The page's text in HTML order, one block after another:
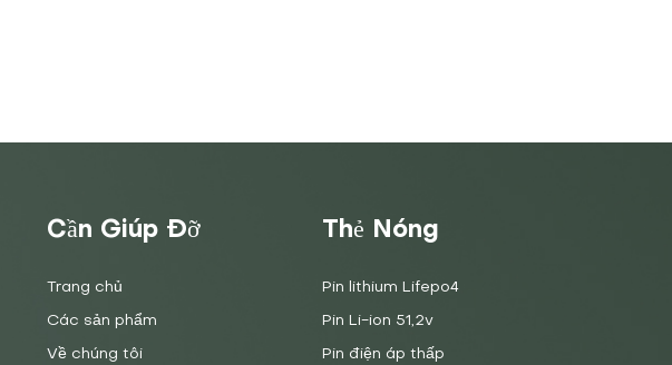
Cần Giúp Đỡ
Trang chủ
Các sản phẩm
Về chúng tôi
Thẻ Nóng
Pin lithium Lifepo4
Pin Li-ion 51,2v
Pin điện áp thấp